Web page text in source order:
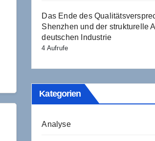
Das Ende des
Shenzhen und der strukturelle
deutschen Industrie
4 Aufrufe
Kategorien
Analyse